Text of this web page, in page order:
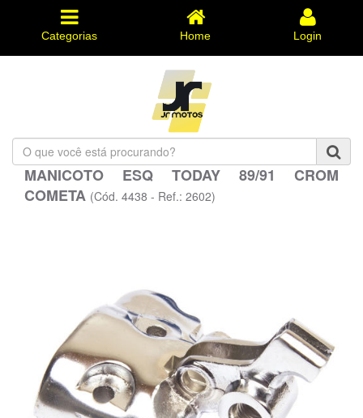
Categorias Home Login
O
que
você
está
MANICOTO ESQ TODAY 89/91 CROM
COMETA (Cód. 4438 - Ref.: 2602)